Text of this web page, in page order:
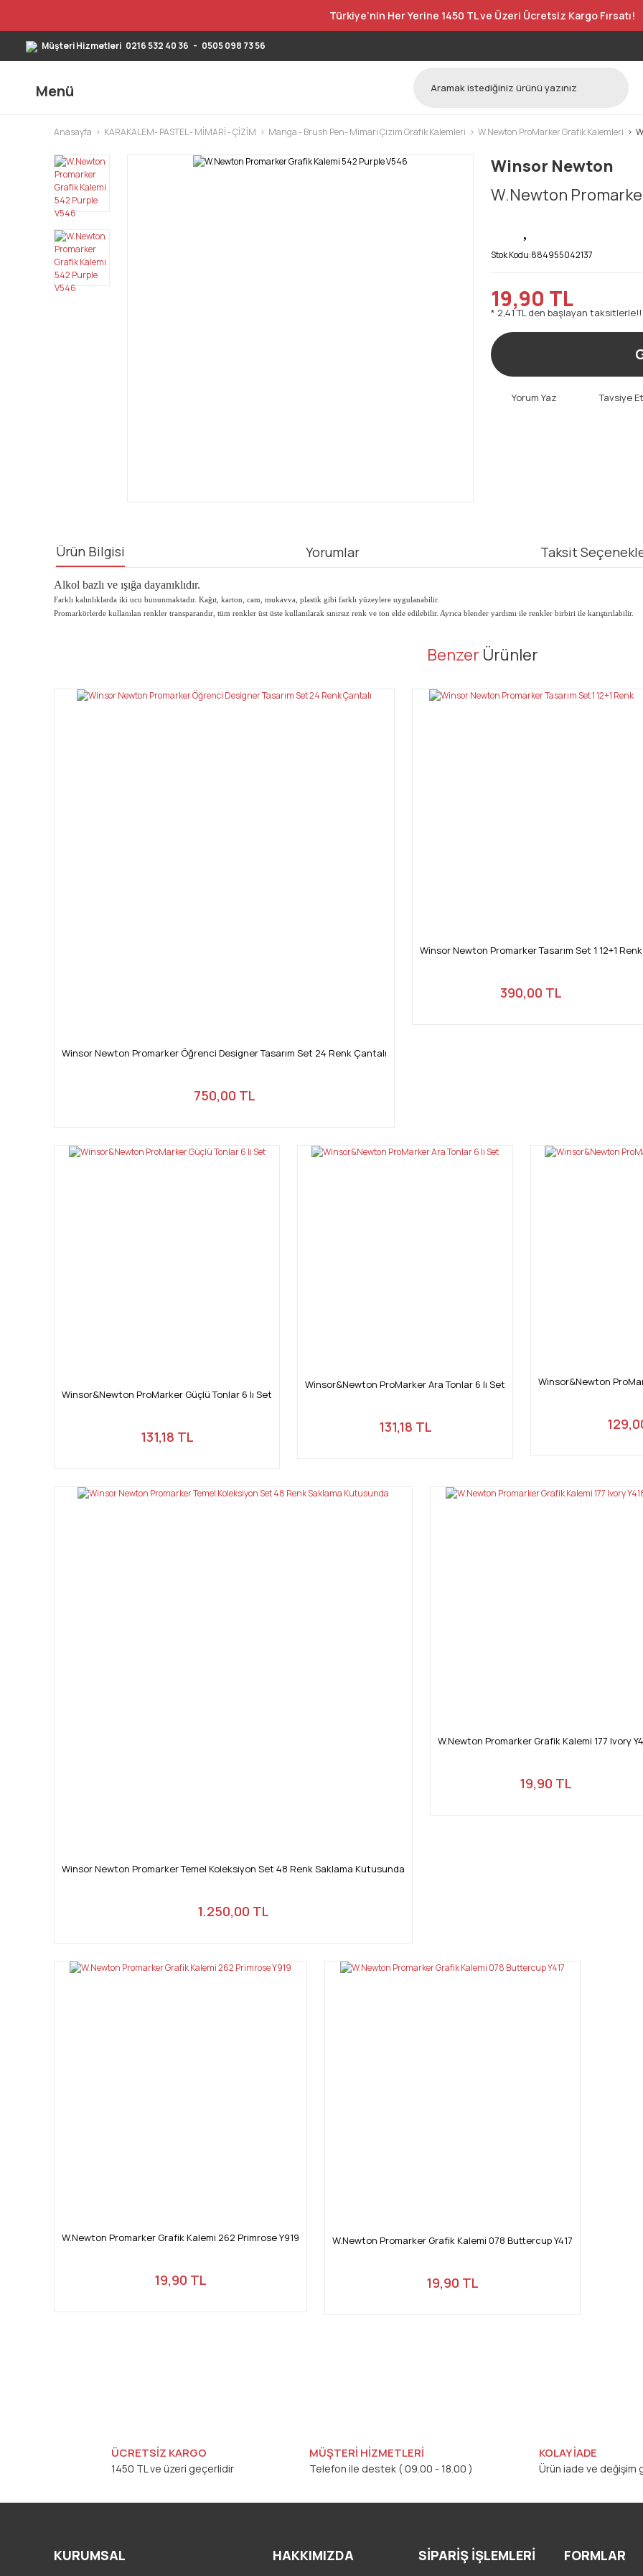
Türkiye’nin Her Yerine 1450 TL ve Üzeri Ücretsiz Kargo Fırsatı!
Müşteri Hizmetleri 0216 532 40 36 - 0505 098 73 56
Menü
Anasayfa KARAKALEM- PASTEL - MİMARİ - ÇİZİM Manga - Brush Pen- Mimari Çizim Grafik Kalemleri W.Newton ProMarker Grafik Kalemleri
Winsor Newton
W.Newton
Stok Kodu:884955042137
19,90 TL
* 2,41 TL den başlayan taksitlerle!!
Yorum Yaz Tavsiye Et
Ürün Bilgisi Yorumlar Taksit
Alkol bazlı ve ışığa dayanıklıdır.
Farklı kalınlıklarda iki ucu bununmaktadır. Kağıt, karton, cam, mukavva, plastik gibi farklı yüzeylere uygulanabilir.
Promarkörlerde kullanılan renkler transparandır, tüm renkler üst üste kullanılarak sınırsız renk ve ton elde edilebilir. Ayrıca blender yardımı ile renkler birbiri ile karıştırılabilir.
Bu ürünün fiyat bilgisi, resim, ürün açıklamalarında ve diğer konularda yetersiz gördüğünüz noktaları öneri formunu kullanarak
Ürün resmi kalitesiz, bozuk veya görüntülenemiyor.
Benzer Ürünler
Winsor Newton Promarker Öğrenci Designer Tasarım Set 24 Renk Çantalı
750,00 TL
Winsor Newton Promarker Tasarım Set 1 12+1 Renk
390,00 TL
Winsor&Newton ProMarker Güçlü Tonlar 6 lı Set
131,18 TL
Winsor&Newton ProMarker Ara Tonlar 6 lı Set
131,18 TL
Winsor&Newton
Winsor Newton Promarker Temel Koleksiyon Set 48 Renk Saklama Kutusunda
1.250,00 TL
W.Newton Promarker Grafik Kalemi 177 Ivory
19,90 TL
W.Newton Promarker Grafik Kalemi 262 Primrose Y919
19,90 TL
W.Newton Promarker Grafik Kalemi 078 Buttercup Y417
19,90 TL
ÜCRETSİZ KARGO
1450 TL ve üzeri geçerlidir
MÜŞTERİ HİZMETLERİ
Telefon ile destek ( 09.00 - 18.00 )
KOLAY İADE
Ürün iade ve değişim
KURUMSAL HAKKIMIZDA SİPARİŞ İŞLEMLERİ FORMLAR